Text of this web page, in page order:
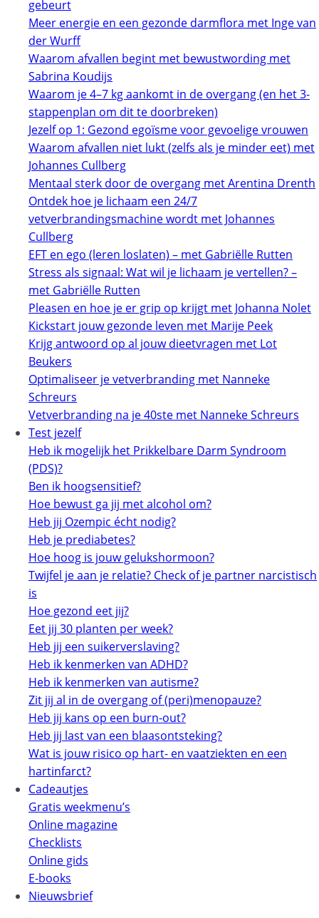
gebeurt
Meer energie en een gezonde darmflora met Inge van
der Wurff
Waarom afvallen begint met bewustwording met
Sabrina Koudijs
Waarom je 4–7 kg aankomt in de overgang (en het 3-
stappenplan om dit te doorbreken)
Jezelf op 1: Gezond egoïsme voor gevoelige vrouwen
Waarom afvallen niet lukt (zelfs als je minder eet) met
Johannes Cullberg
Mentaal sterk door de overgang met Arentina Drenth
Ontdek hoe je lichaam een 24/7
vetverbrandingsmachine wordt met Johannes
Cullberg
EFT en ego (leren loslaten) – met Gabriëlle Rutten
Stress als signaal: Wat wil je lichaam je vertellen? –
met Gabriëlle Rutten
Pleasen en hoe je er grip op krijgt met Johanna Nolet
Kickstart jouw gezonde leven met Marije Peek
Krijg antwoord op al jouw dieetvragen met Lot
Beukers
Optimaliseer je vetverbranding met Nanneke
Schreurs
Vetverbranding na je 40ste met Nanneke Schreurs
Test jezelf
Heb ik mogelijk het Prikkelbare Darm Syndroom
(PDS)?
Ben ik hoogsensitief?
Hoe bewust ga jij met alcohol om?
Heb jij Ozempic écht nodig?
Heb je prediabetes?
Hoe hoog is jouw gelukshormoon?
Twijfel je aan je relatie? Check of je partner narcistisch
is
Hoe gezond eet jij?
Eet jij 30 planten per week?
Heb jij een suikerverslaving?
Heb ik kenmerken van ADHD?
Heb ik kenmerken van autisme?
Zit jij al in de overgang of (peri)menopauze?
Heb jij kans op een burn-out?
Heb jij last van een blaasontsteking?
Wat is jouw risico op hart- en vaatziekten en een
hartinfarct?
Cadeautjes
Gratis weekmenu’s
Online magazine
Checklists
Online gids
E-books
Nieuwsbrief